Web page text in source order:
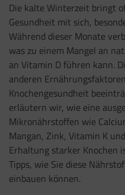
Die kalte Winterzeit bringt
Gesundheit mit sich,
Während dieser Monate
was zu einem Mangel an
an Vitamin D führen kann.
anderen
Knochengesundheit
erläutern wir, wie eine
Mikronährstoffen wie
Mangan, Zink, Vitamin K
Erhaltung starker Knochen
Tipps, wie Sie diese
einbauen können.